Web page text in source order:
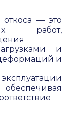
состояние
и
и подземных
и
и перемещений
проекта;
рисков;
откоса — это
работ,
и
и